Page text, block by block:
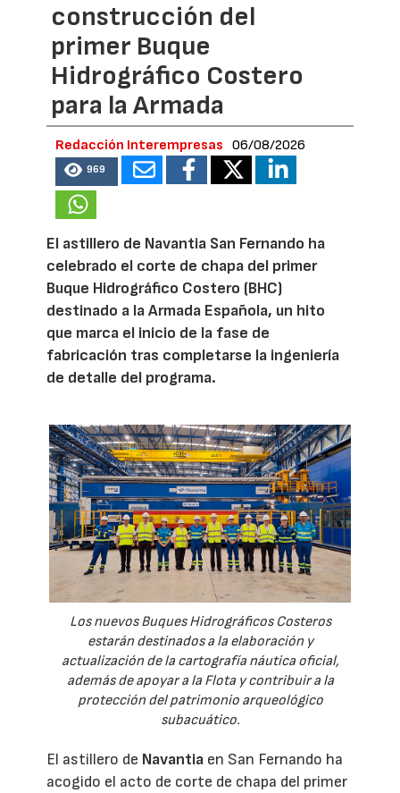
construcción del
primer Buque
Hidrográfico Costero
para la Armada
Redacción Interempresas 06/08/2026
969
El astillero de Navantia San Fernando ha
celebrado el corte de chapa del primer
Buque Hidrográfico Costero (BHC)
destinado a la Armada Española, un hito
que marca el inicio de la fase de
fabricación tras completarse la ingeniería
de detalle del programa.
Los nuevos Buques Hidrográficos Costeros
estarán destinados a la elaboración y
actualización de la cartografía náutica oficial,
además de apoyar a la Flota y contribuir a la
protección del patrimonio arqueológico
subacuático.
El astillero de Navantia en San Fernando ha
acogido el acto de corte de chapa del primer